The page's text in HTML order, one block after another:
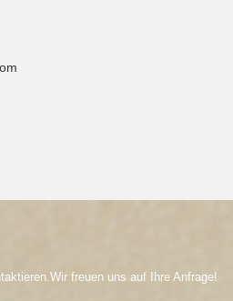
freuen uns auf Ihre Anfrage!